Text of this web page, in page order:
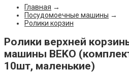
Главная →
Посудомоечные машины →
Ролики корзин
Ролики верхней
машины BEKO
10шт, маленькие)